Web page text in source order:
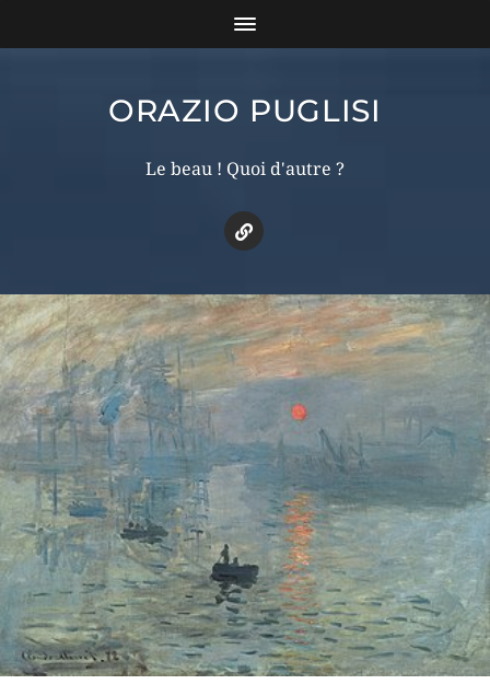
ORAZIO PUGLISI
Le beau ! Quoi d'autre ?